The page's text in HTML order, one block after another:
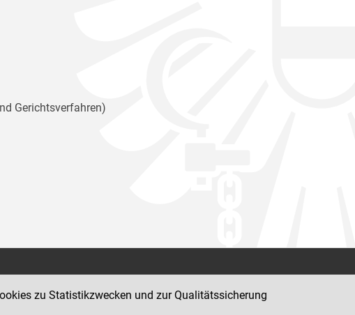
Gerichtsverfahren)
zu Statistikzwecken und zur Qualitätssicherung